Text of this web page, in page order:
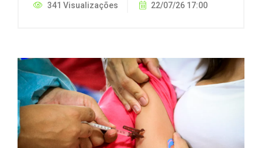
341 Visualizações 22/07/26 17:00